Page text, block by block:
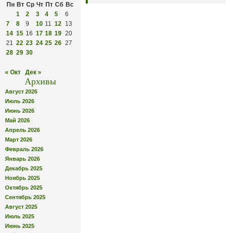
Пн Вт Ср Чт Пт Сб Вс
1
2 3 4 5
6
7
8 9 10 11 12
13
14 15 16 17 18 19 20
21
22 23 24 25 26 27
28 29 30
« Окт Дек »
Архивы
Август 2026
Июль 2026
Июнь 2026
Май 2026
Апрель 2026
Март 2026
Февраль 2026
Январь 2026
Декабрь 2025
Ноябрь 2025
Октябрь 2025
Сентябрь 2025
Август 2025
Июль 2025
Июнь 2025